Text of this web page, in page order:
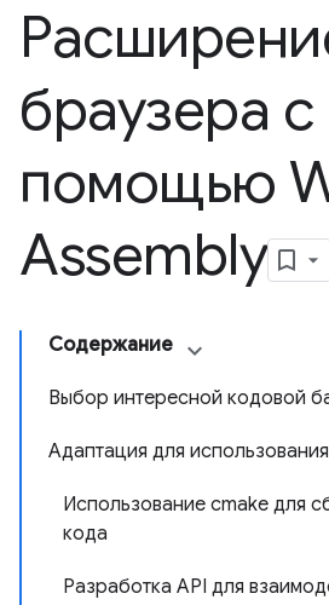
браузера с
помощью
Assembly
Содержание
Выбор интересной кодовой
Адаптация для
Использование cmake для
кода
Разработка API для